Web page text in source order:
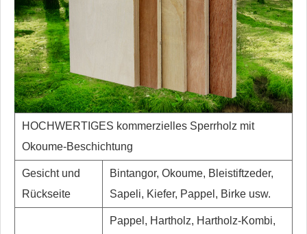
HOCHWERTIGES kommerzielles Sperrholz mit
Okoume-Beschichtung
Gesicht und
Rückseite
Bintangor, Okoume, Bleistiftzeder,
Sapeli, Kiefer, Pappel, Birke usw.
Pappel, Hartholz, Hartholz-Kombi,